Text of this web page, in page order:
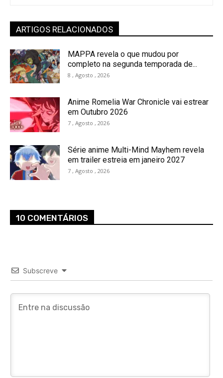
ARTIGOS RELACIONADOS
MAPPA revela o que mudou por
completo na segunda temporada de...
8 , Agosto , 2026
Anime Romelia War Chronicle vai estrear
em Outubro 2026
7 , Agosto , 2026
Série anime Multi-Mind Mayhem revela
em trailer estreia em janeiro 2027
7 , Agosto , 2026
10 COMENTÁRIOS
Subscreve